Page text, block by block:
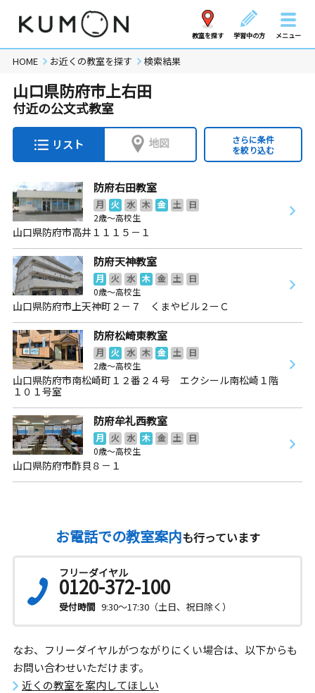
教室を探す 学習中の方 メニュー
HOME お近くの教室を探す 検索結果
山口県防府市上右田
付近の公文式教室
リスト 地図
さらに条件
を絞り込む
防府右田教室
月 火 水 木 金 土
日
2歳～高校生
山口県防府市高井１１１５－１
防府天神教室
月 火 水 木 金 土
日
0歳～高校生
山口県防府市上天神町２－７ くまやビル２ーＣ
防府松崎東教室
月 火 水 木 金 土
日
2歳～高校生
山口県防府市南松崎町１２番２４号 エクシール南松崎１階
１０１号室
防府牟礼西教室
月 火 水 木 金 土
日
0歳～高校生
山口県防府市酢貝８－１
お電話での教室案内も行っています
フリーダイヤル
0120-372-100
受付時間 9:30～17:30（土日、祝日除く）
なお、フリーダイヤルがつながりにくい場合は、以下からも
お問い合わせいただけます。
近くの教室を案内してほしい